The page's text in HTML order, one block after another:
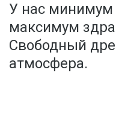
У нас
максимум
Свободный
атмосфера.